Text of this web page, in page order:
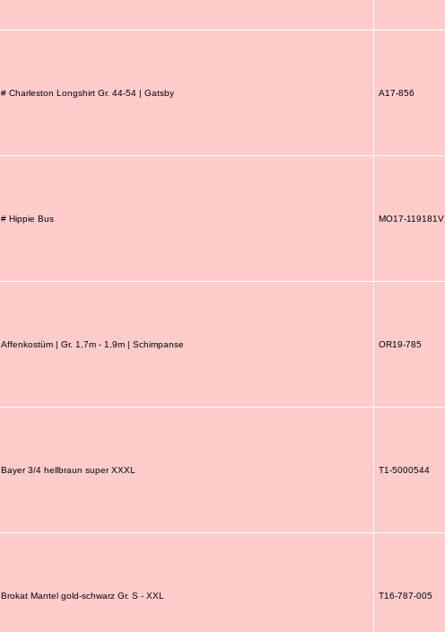
# Charleston Longshirt Gr. 44-54 | Gatsby
A17-856
# Hippie Bus
MO17-119181V
Affenkostüm | Gr. 1,7m - 1,9m | Schimpanse
OR19-785
Bayer 3/4 hellbraun super XXXL
T1-5000544
Brokat Mantel gold-schwarz Gr. S - XXL
T16-787-005